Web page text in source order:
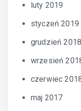
luty 2019
styczeń 2019
grudzień 2018
wrzesień
czerwiec
maj 2017